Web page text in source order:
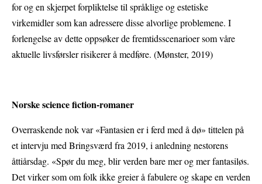
for og en skjerpet forpliktelse til språklige og estetiske
virkemidler som kan adressere disse alvorlige problemene. I
forlengelse av dette oppsøker de fremtidsscenarioer som våre
aktuelle livsførsler risikerer å medføre. (Mønster, 2019)
Norske science fiction-romaner
Overraskende nok var «Fantasien er i ferd med å dø» tittelen på
et intervju med Bringsværd fra 2019, i anledning nestorens
åttiårsdag. «Spør du meg, blir verden bare mer og mer fantasiløs.
Det virker som om folk ikke greier å fabulere og skape en verden